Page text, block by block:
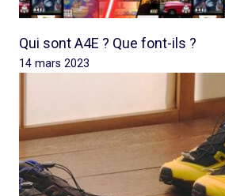
Qui sont A4E ? Que font-ils ?
14 mars 2023